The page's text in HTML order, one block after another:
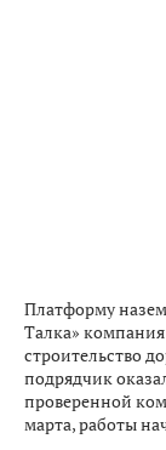
Платформу
Талка»
строительство
подрядчик
проверенной
марта, работы